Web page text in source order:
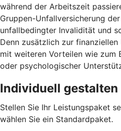
während der Arbeitszeit
Gruppen-Unfallversicherung
unfallbedingter Invalidität und
Denn zusätzlich zur
mit weiteren Vorteilen wie zum
oder psychologischer
Individuell gestalten
Stellen Sie Ihr Leistungspaket
wählen Sie ein Standardpaket.